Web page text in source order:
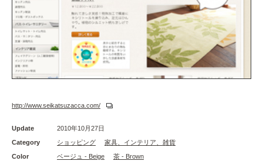
http://www.seikatsuzacca.com/
Update
2010年10月27日
Category
ショッピング
家具、インテリア、雑貨
Color
ベージュ - Beige 茶 - Brown